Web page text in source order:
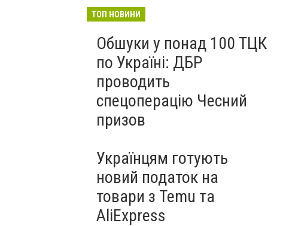
ТОП НОВИНИ
Обшуки у понад 100 ТЦК
по Україні: ДБР
проводить
спецоперацію Чесний
призов
Українцям готують
новий податок на
товари з Temu та
AliExpress